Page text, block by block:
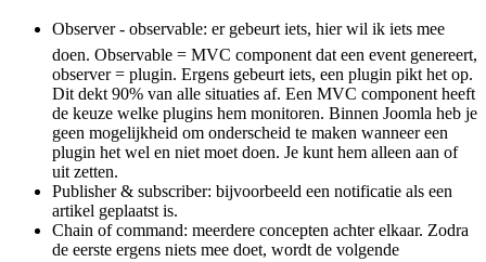
Observer - observable: er gebeurt iets, hier wil ik iets mee
doen. Observable = MVC component dat een event genereert,
observer = plugin. Ergens gebeurt iets, een plugin pikt het op.
Dit dekt 90% van alle situaties af. Een MVC component heeft
de keuze welke plugins hem monitoren. Binnen Joomla heb je
geen mogelijkheid om onderscheid te maken wanneer een
plugin het wel en niet moet doen. Je kunt hem alleen aan of
uit zetten.
Publisher & subscriber: bijvoorbeeld een notificatie als een
artikel geplaatst is.
Chain of command: meerdere concepten achter elkaar. Zodra
de eerste ergens niets mee doet, wordt de volgende